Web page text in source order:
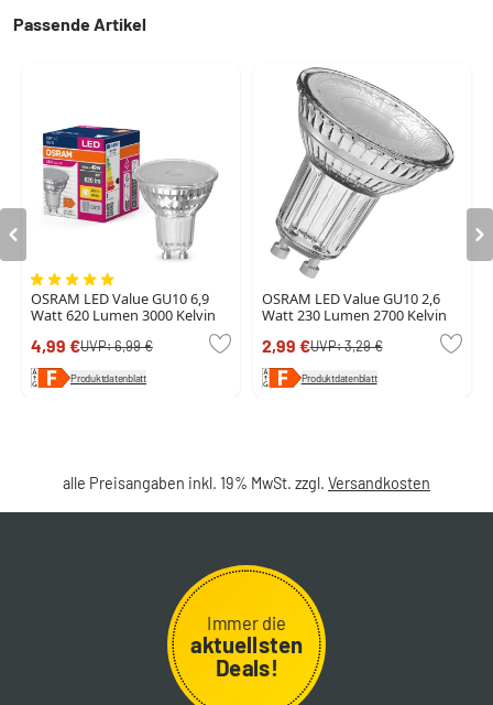
Passende Artikel
OSRAM LED Value GU10 6,9
Watt 620 Lumen 3000 Kelvin
4,99 €UVP:6,99 €
Produktdatenblatt
OSRAM LED Value GU10 2,6
Watt 230 Lumen 2700 Kelvin
2,99 €UVP:3,29 €
Produktdatenblatt
alle Preisangaben inkl. 19% MwSt. zzgl. Versandkosten
Immer die
aktuellsten
Deals!